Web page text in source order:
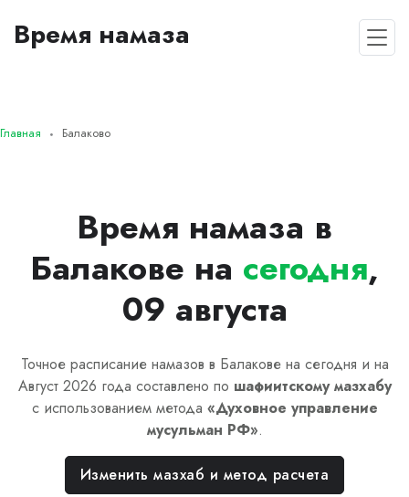
Время намаза
Главная Балаково
Время намаза в
Балакове на сегодня,
09 августа
Точное расписание намазов в Балакове на сегодня и на
Август 2026 года составлено по шафиитскомумазхабу
с использованием метода «Духовное управление
мусульман РФ».
Изменить мазхаб и метод расчета